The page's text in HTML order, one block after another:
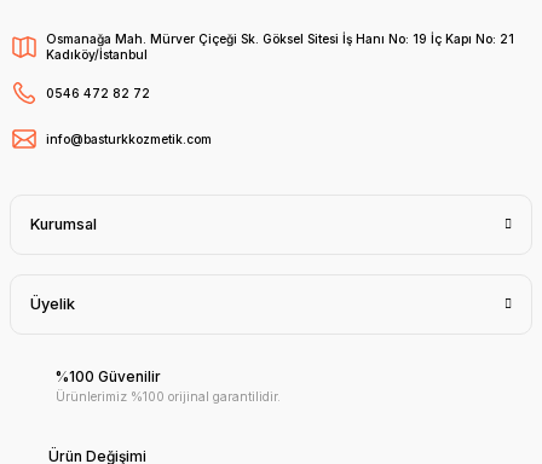
Osmanağa Mah. Mürver Çiçeği Sk. Göksel Sitesi İş Hanı No: 19 İç Kapı No: 21
Kadıköy/İstanbul
0546 472 82 72
info@basturkkozmetik.com
Kurumsal
Üyelik
%100 Güvenilir
Ürünlerimiz %100 orijinal garantilidir.
Ürün Değişimi